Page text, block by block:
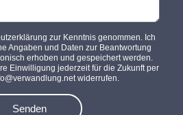
zur Kenntnis genommen. Ich
Angaben und Daten zur Beantwortung
erhoben und gespeichert werden.
Einwilligung jederzeit für die Zukunft per
widerrufen.
Senden